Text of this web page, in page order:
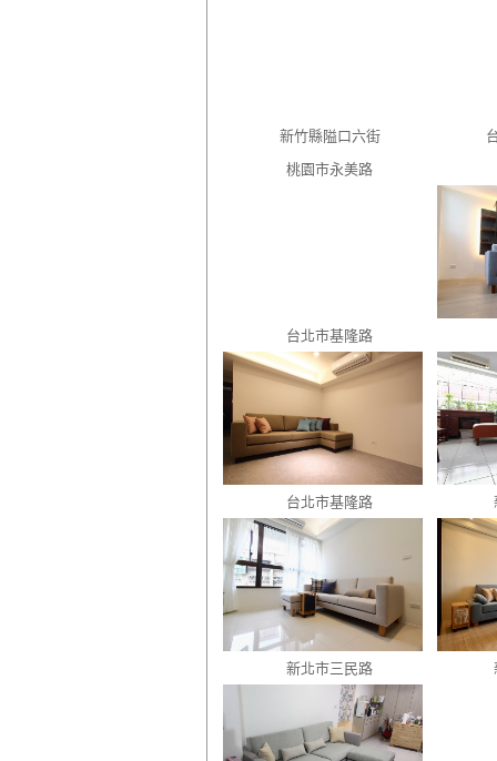
新竹縣隘口六街
桃園市永美路
台北市基隆路
台北市基隆路
新北市三民路